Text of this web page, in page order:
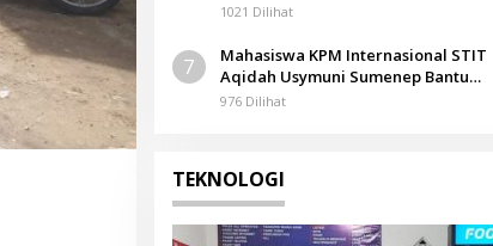
Dinyatakan Pemilik Sah Tanah di
1021 Dilihat
7
Mahasiswa KPM Internasional STIT
Aqidah Usymuni Sumenep Bantu
Pengurusan Jenazah WNI di Malaysia
976 Dilihat
TEKNOLOGI